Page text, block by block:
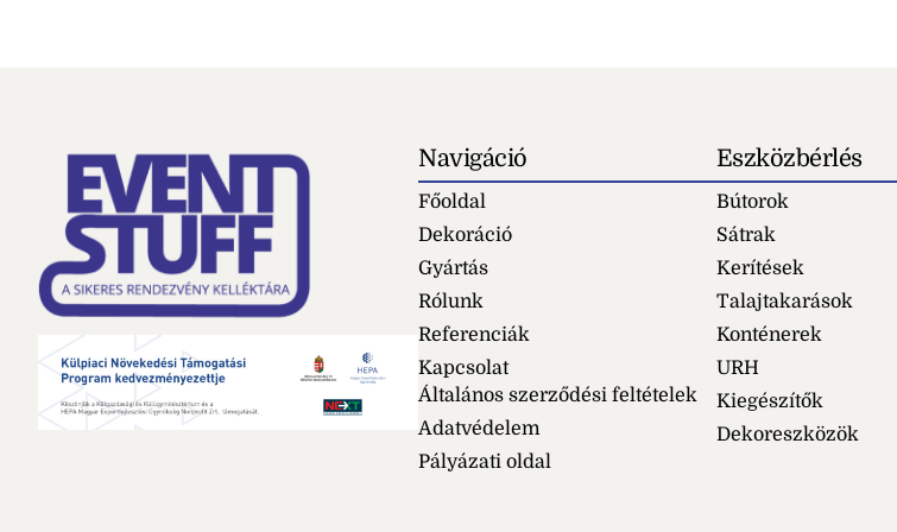
Navigáció
Főoldal
Dekoráció
Gyártás
Rólunk
Referenciák
Kapcsolat
Általános szerződési feltételek
Adatvédelem
Pályázati oldal
Eszközbérlés
Bútorok
Sátrak
Kerítések
Talajtakarások
Konténerek
URH
Kiegészítők
Dekoreszközök